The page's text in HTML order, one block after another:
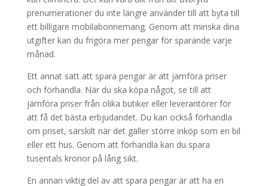
prenumerationer du inte längre använder till att byta till
ett billigare mobilabonnemang. Genom att minska dina
utgifter kan du frigöra mer pengar för sparande varje
månad.
Ett annat sätt att spara pengar är att jämföra priser
och förhandla. När du ska köpa något, se till att
jämföra priser från olika butiker eller leverantörer för
att få det bästa erbjudandet. Du kan också förhandla
om priset, särskilt när det gäller större inköp som en bil
eller ett hus. Genom att förhandla kan du spara
tusentals kronor på lång sikt.
En annan viktig del av att spara pengar är att ha en